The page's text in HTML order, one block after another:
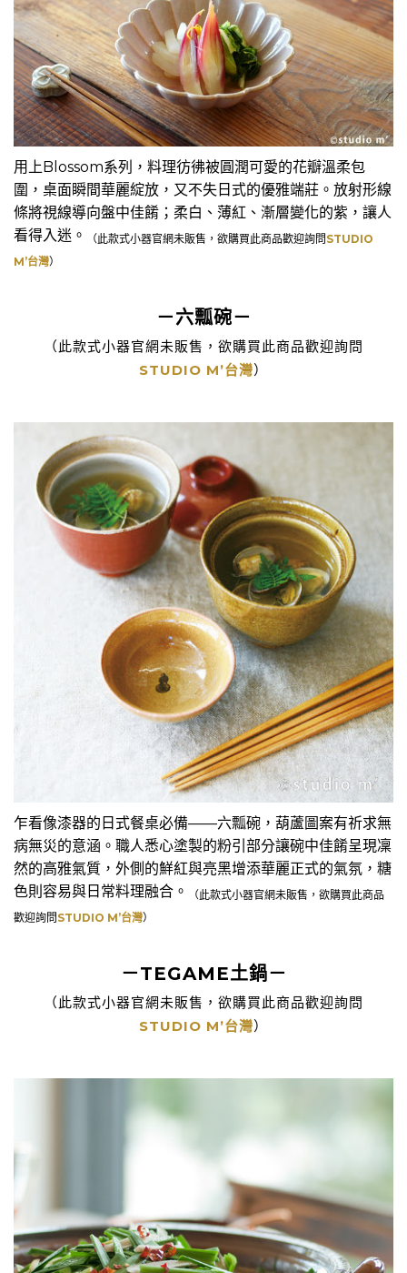
用上Blossom系列，料理彷彿被圓潤可愛的花瓣溫柔包
圍，桌面瞬間華麗綻放，又不失日式的優雅端莊。放射形線
條將視線導向盤中佳餚；柔白、薄紅、漸層變化的紫，讓人
看得入迷。
（此款式小器官網未販售，欲購買此商品歡迎詢問 STUDIO
M’台灣）
－六瓢碗－
（此款式小器官網未販售，欲購買此商品歡迎詢問
STUDIO M’台灣）
乍看像漆器的日式餐桌必備——六瓢碗，葫蘆圖案有祈求無
病無災的意涵。職人悉心塗製的粉引部分讓碗中佳餚呈現凜
然的高雅氣質，外側的鮮紅與亮黑增添華麗正式的氣氛，糖
色則容易與日常料理融合。
（此款式小器官網未販售，欲購買此商品
歡迎詢問 STUDIO M’台灣）
－TEGAME土鍋－
（此款式小器官網未販售，欲購買此商品歡迎詢問
STUDIO M’台灣）